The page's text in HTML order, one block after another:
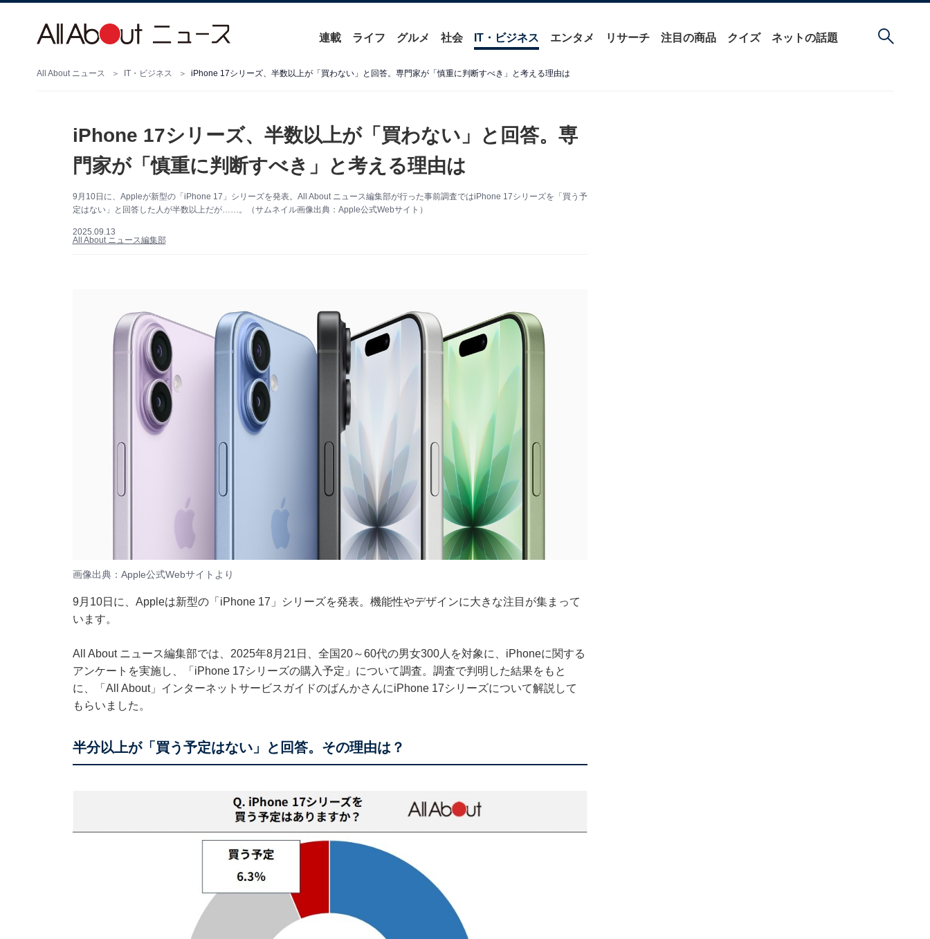
連載 ライフ グルメ 社会 IT・ビジネス エンタメ リサーチ 注目の商品 クイズ ネットの話題
All About ニュース IT・ビジネス iPhone 17シリーズ、半数以上が「買わない」と回答。専門家が「慎重に判断すべき」と考える理由は
iPhone 17シリーズ、半数以上が「買わない」と回答。専
門家が「慎重に判断すべき」と考える理由は
9月10日に、Appleが新型の「iPhone 17」シリーズを発表。All About ニュース編集部が行った事前調査ではiPhone 17シリーズを「買う予
定はない」と回答した人が半数以上だが……。（サムネイル画像出典：Apple公式Webサイト）
2025.09.13
All About ニュース編集部
画像出典：Apple公式Webサイトより
9月10日に、Appleは新型の「iPhone 17」シリーズを発表。機能性やデザインに大きな注目が集まって
います。
All About ニュース編集部では、2025年8月21日、全国20～60代の男女300人を対象に、iPhoneに関する
アンケートを実施し、「iPhone 17シリーズの購入予定」について調査。調査で判明した結果をもと
に、「All About」インターネットサービスガイドのばんかさんにiPhone 17シリーズについて解説して
もらいました。
半分以上が「買う予定はない」と回答。その理由は？